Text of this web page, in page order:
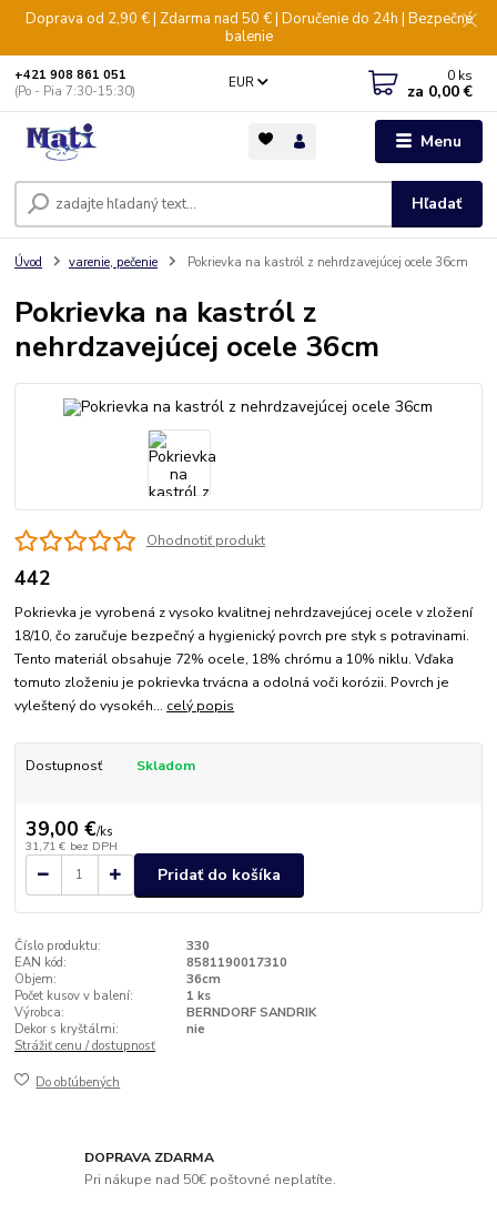
Doprava od 2,90 € | Zdarma nad 50 € | Doručenie do 24h | Bezpečné
balenie
Menu
EUR
Hľadať
+421 908 861 051
(Po - Pia 7:30-15:30)
0 ks
za 0,00 €
Úvod varenie, pečenie Pokrievka na kastról z nehrdzavejúcej ocele 36cm
Pokrievka na kastról z
nehrdzavejúcej ocele 36cm
Ohodnotiť produkt
442
Pokrievka je vyrobená z vysoko kvalitnej nehrdzavejúcej ocele v zložení
18/10, čo zaručuje bezpečný a hygienický povrch pre styk s potravinami.
Tento materiál obsahuje 72% ocele, 18% chrómu a 10% niklu. Vďaka
tomuto zloženiu je pokrievka trvácna a odolná voči korózii. Povrch je
vyleštený do vysokéh... celý popis
Dostupnosť Skladom
39,00 €/ks
31,71 € bez DPH
Pridať do košíka
Číslo produktu:
330
EAN kód:
8581190017310
Objem:
36cm
Počet kusov v balení:
1 ks
Výrobca:
BERNDORF SANDRIK
Dekor s kryštálmi:
nie
Strážiť cenu / dostupnosť
Do obľúbených
DOPRAVA ZDARMA
Pri nákupe nad 50€ poštovné neplatíte.